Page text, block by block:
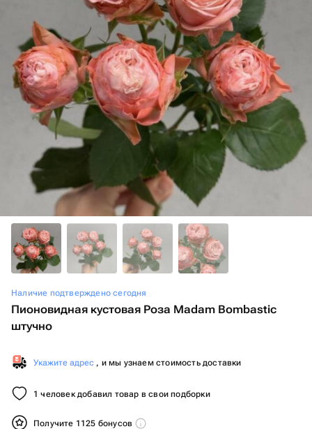
Наличие подтверждено сегодня
Пионовидная кустовая Роза Madam Bombastic
штучно
Укажите адрес , и мы узнаем стоимость доставки
1 человек добавил товар в свои подборки
Получите 1125 бонусов